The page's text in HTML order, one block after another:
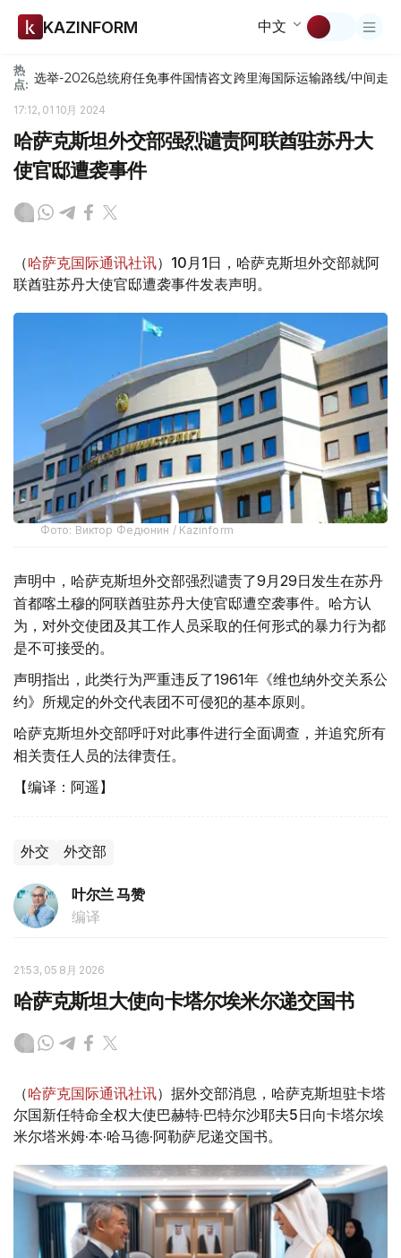
KAZINFORM 中文
热
点: 选举-2026总统府任免事件国情咨文跨里海国际运输路线/中间走廊
17:12, 01 10月 2024
哈萨克斯坦外交部强烈谴责阿联酋驻苏丹大
使官邸遭袭事件
（哈萨克国际通讯社讯）10月1日，哈萨克斯坦外交部就阿
联酋驻苏丹大使官邸遭袭事件发表声明。
Фото: Виктор Федюнин / Kazinform
声明中，哈萨克斯坦外交部强烈谴责了9月29日发生在苏丹
首都喀土穆的阿联酋驻苏丹大使官邸遭空袭事件。哈方认
为，对外交使团及其工作人员采取的任何形式的暴力行为都
是不可接受的。
声明指出，此类行为严重违反了1961年《维也纳外交关系公
约》所规定的外交代表团不可侵犯的基本原则。
哈萨克斯坦外交部呼吁对此事件进行全面调查，并追究所有
相关责任人员的法律责任。
【编译：阿遥】
外交 外交部
叶尔兰 马赞
编译
21:53, 05 8月 2026
哈萨克斯坦大使向卡塔尔埃米尔递交国书
（哈萨克国际通讯社讯）据外交部消息，哈萨克斯坦驻卡塔
尔国新任特命全权大使巴赫特·巴特尔沙耶夫5日向卡塔尔埃
米尔塔米姆·本·哈马德·阿勒萨尼递交国书。